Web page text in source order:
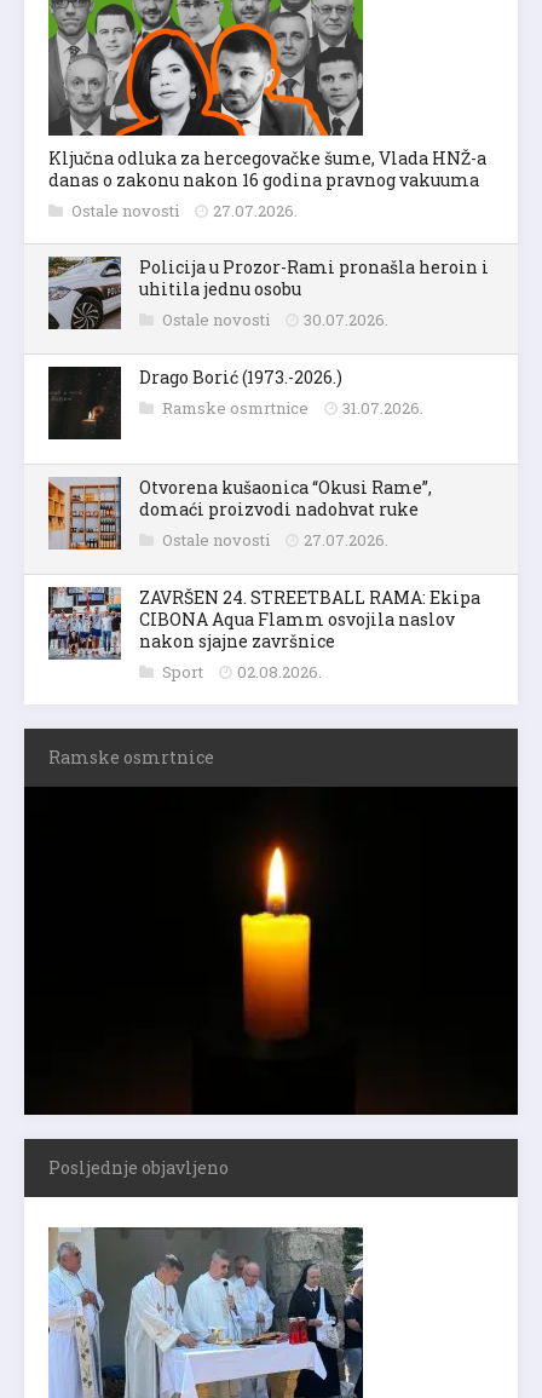
Ključna odluka za hercegovačke šume, Vlada HNŽ-a
danas o zakonu nakon 16 godina pravnog vakuuma
Ostale novosti 27.07.2026.
Policija u Prozor-Rami pronašla heroin i
uhitila jednu osobu
Ostale novosti 30.07.2026.
Drago Borić (1973.-2026.)
Ramske osmrtnice 31.07.2026.
Otvorena kušaonica “Okusi Rame”,
domaći proizvodi nadohvat ruke
Ostale novosti 27.07.2026.
ZAVRŠEN 24. STREETBALL RAMA: Ekipa
CIBONA Aqua Flamm osvojila naslov
nakon sjajne završnice
Sport 02.08.2026.
Ramske osmrtnice
Posljednje objavljeno